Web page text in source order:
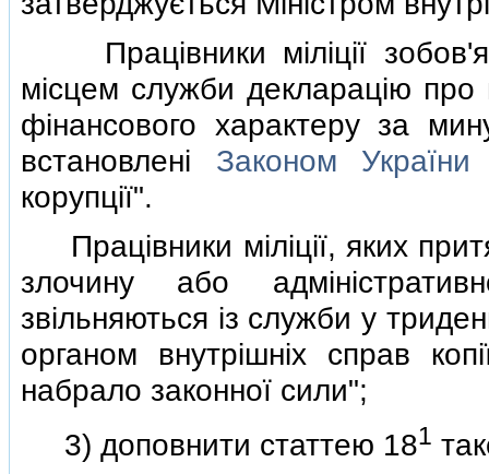
Працiвники мiлiцiї
мiсцем служби декларацiю про
фiнансового характеру за
встановленi Законом України
корупцiї".
Працiвники мiлiцiї, яких
злочину або
звiльняються iз служби у
органом внутрiшнiх справ
набрало законної сили";
3) доповнити статтею 181